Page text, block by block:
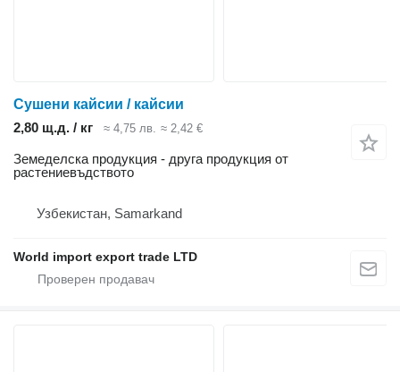
Сушени кайсии / кайсии
2,80 щ.д. / кг
≈ 4,75 лв. ≈ 2,42 €
Земеделска продукция - друга продукция от
растениевъдството
Узбекистан, Samarkand
World import export trade LTD